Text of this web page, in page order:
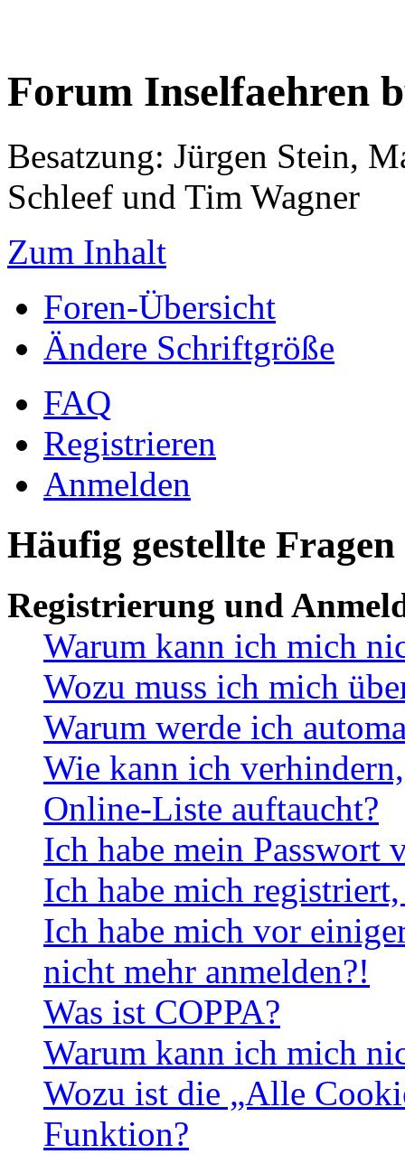
Forum Inselfaehren
Besatzung: Jürgen Stein,
Schleef und Tim Wagner
Zum Inhalt
Foren-Übersicht
Ändere Schriftgröße
FAQ
Registrieren
Anmelden
Häufig gestellte Fragen
Registrierung und
Warum kann ich mich
Wozu muss ich mich
Warum werde ich
Wie kann ich
Online-Liste auftaucht?
Ich habe mein Passwort
Ich habe mich
Ich habe mich vor
nicht mehr anmelden?!
Was ist COPPA?
Warum kann ich mich
Wozu ist die „Alle
Funktion?